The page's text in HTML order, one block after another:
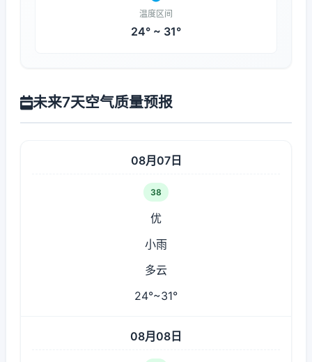
温度区间
24° ~ 31°
未来7天空气质量预报
08月07日
38
优
小雨
多云
24°~31°
08月08日